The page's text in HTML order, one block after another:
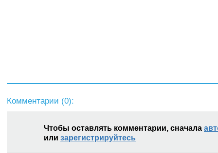
Комментарии (0):
Чтобы оставлять комментарии, сначала
или зарегистрируйтесь